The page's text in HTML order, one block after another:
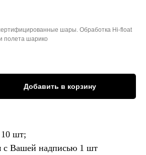
шары. Обработка Hi-float
полета шарико
Добавить в корзину
10 шт;
с Вашей надписью 1 шт